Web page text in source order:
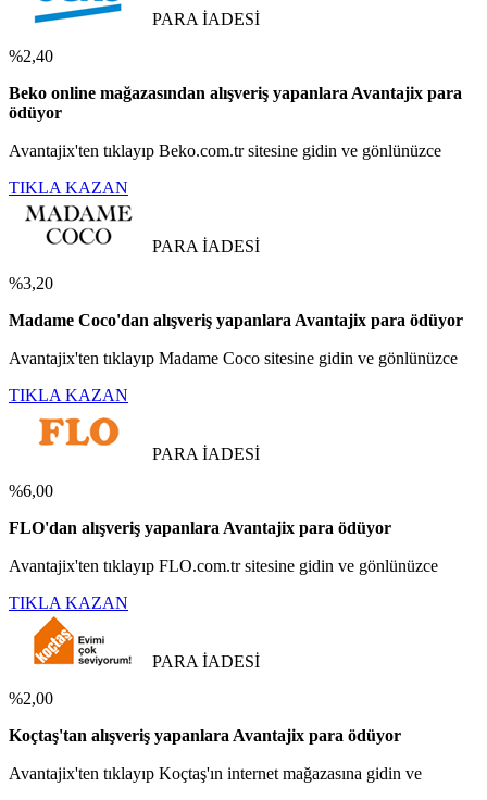
PARA İADESİ
%2,40
Beko online mağazasından alışveriş yapanlara Avantajix para
ödüyor
Avantajix'ten tıklayıp Beko.com.tr sitesine gidin ve gönlünüzce
TIKLA KAZAN
PARA İADESİ
%3,20
Madame Coco'dan alışveriş yapanlara Avantajix para ödüyor
Avantajix'ten tıklayıp Madame Coco sitesine gidin ve gönlünüzce
TIKLA KAZAN
PARA İADESİ
%6,00
FLO'dan alışveriş yapanlara Avantajix para ödüyor
Avantajix'ten tıklayıp FLO.com.tr sitesine gidin ve gönlünüzce
TIKLA KAZAN
PARA İADESİ
%2,00
Koçtaş'tan alışveriş yapanlara Avantajix para ödüyor
Avantajix'ten tıklayıp Koçtaş'ın internet mağazasına gidin ve